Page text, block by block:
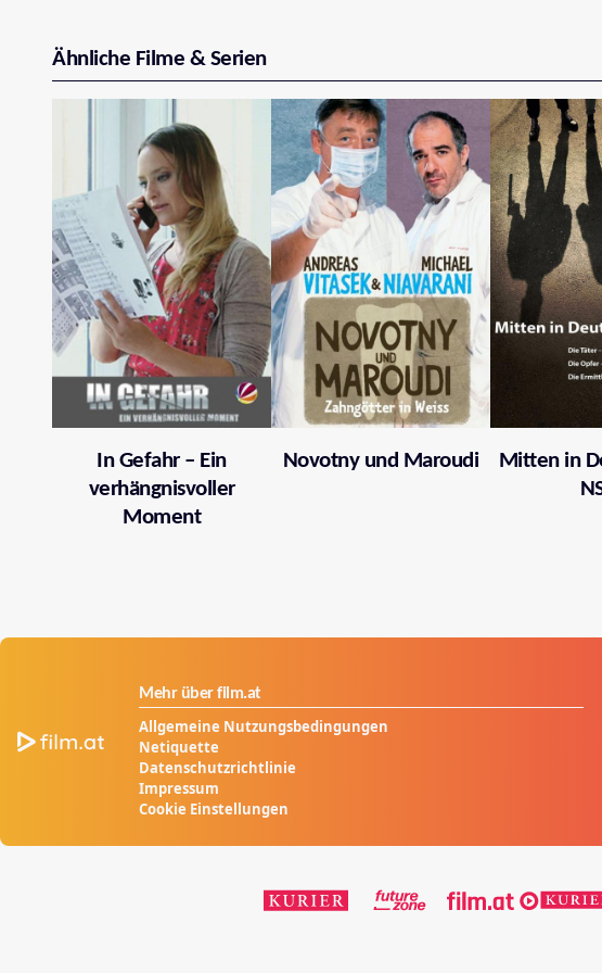
Ähnliche Filme & Serien
In Gefahr – Ein
verhängnisvoller
Moment
Novotny und Maroudi
Mitten in
Mehr über film.at
Allgemeine Nutzungsbedingungen
Netiquette
Datenschutzrichtlinie
Impressum
Cookie Einstellungen